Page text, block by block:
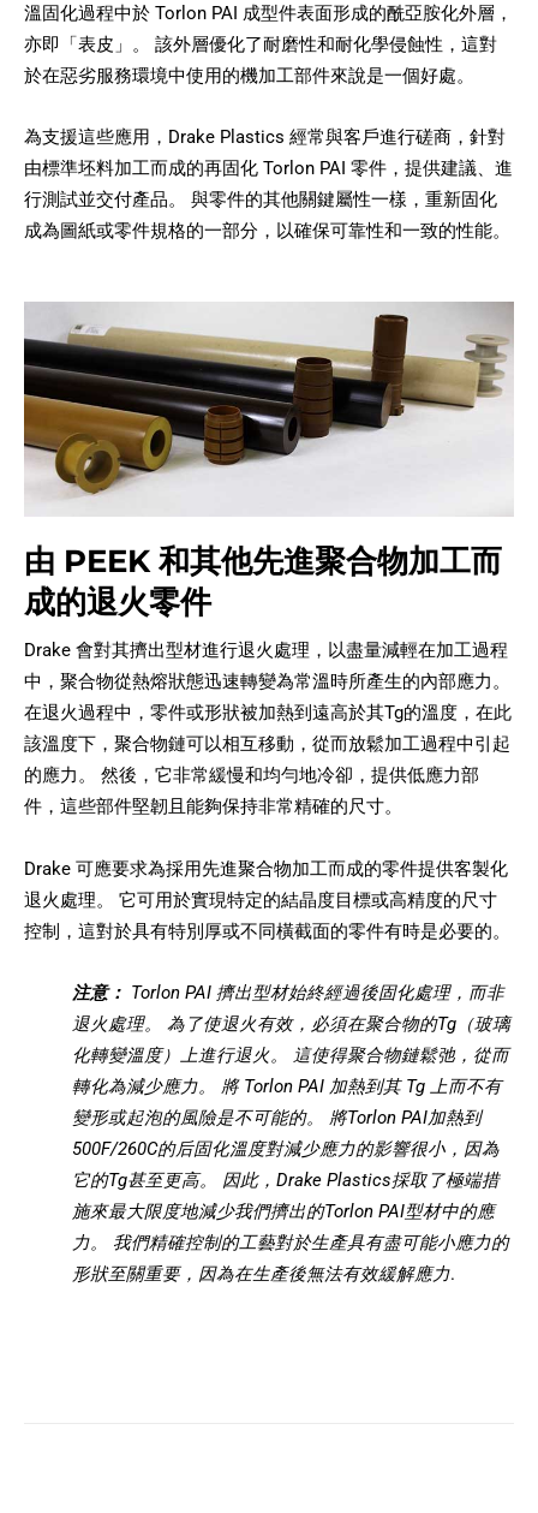
溫固化過程中於 Torlon PAI 成型件表面形成的酰亞胺化外層，
亦即「表皮」。 該外層優化了耐磨性和耐化學侵蝕性，這對
於在惡劣服務環境中使用的機加工部件來說是一個好處。
為支援這些應用，Drake Plastics 經常與客戶進行磋商，針對
由標準坯料加工而成的再固化 Torlon PAI 零件，提供建議、進
行測試並交付產品。 與零件的其他關鍵屬性一樣，重新固化
成為圖紙或零件規格的一部分，以確保可靠性和一致的性能。
由 PEEK 和其他先進聚合物加工而
成的退火零件
Drake 會對其擠出型材進行退火處理，以盡量減輕在加工過程
中，聚合物從熱熔狀態迅速轉變為常溫時所產生的內部應力。
在退火過程中，零件或形狀被加熱到遠高於其Tg的溫度，在此
該溫度下，聚合物鏈可以相互移動，從而放鬆加工過程中引起
的應力。 然後，它非常緩慢和均勻地冷卻，提供低應力部
件，這些部件堅韌且能夠保持非常精確的尺寸。
Drake 可應要求為採用先進聚合物加工而成的零件提供客製化
退火處理。 它可用於實現特定的結晶度目標或高精度的尺寸
控制，這對於具有特別厚或不同橫截面的零件有時是必要的。
注意： Torlon PAI 擠出型材始終經過後固化處理，而非
退火處理。 為了使退火有效，必須在聚合物的Tg（玻璃
化轉變溫度）上進行退火。 這使得聚合物鏈鬆弛，從而
轉化為減少應力。 將 Torlon PAI 加熱到其 Tg 上而不有
變形或起泡的風險是不可能的。 將Torlon PAI加熱到
500F/260C的后固化溫度對減少應力的影響很小，因為
它的Tg甚至更高。 因此，Drake Plastics採取了極端措
施來最大限度地減少我們擠出的Torlon PAI型材中的應
力。 我們精確控制的工藝對於生產具有盡可能小應力的
形狀至關重要，因為在生產後無法有效緩解應力.